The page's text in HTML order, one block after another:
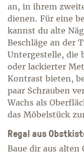
an, in ihrem
dienen. Für eine
kannst du alte
Beschläge an der
Untergestelle, die
oder lackierter
Kontrast bieten,
paar Schrauben
Wachs als
das Möbelstück
Regal aus
Baue dir aus